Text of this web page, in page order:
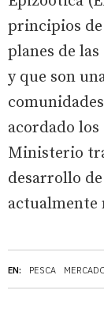
EN: PESCA
principios de
planes de
y que son
acordado
Ministerio
desarrollo
actualmente